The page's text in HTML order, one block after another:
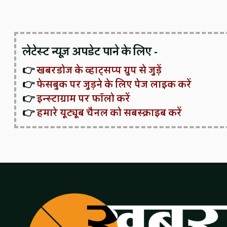
लेटेस्ट न्यूज़ अपडेट पाने के लिए -
👉खबरडोज के व्हाट्सप्प ग्रुप से जुड़ें
👉फेसबुक पर जुड़ने के लिए पेज लाइक करें
👉इन्स्टाग्राम पर फॉलो करें
👉हमारे यूट्यूब चैनल को सबस्क्राइब करें